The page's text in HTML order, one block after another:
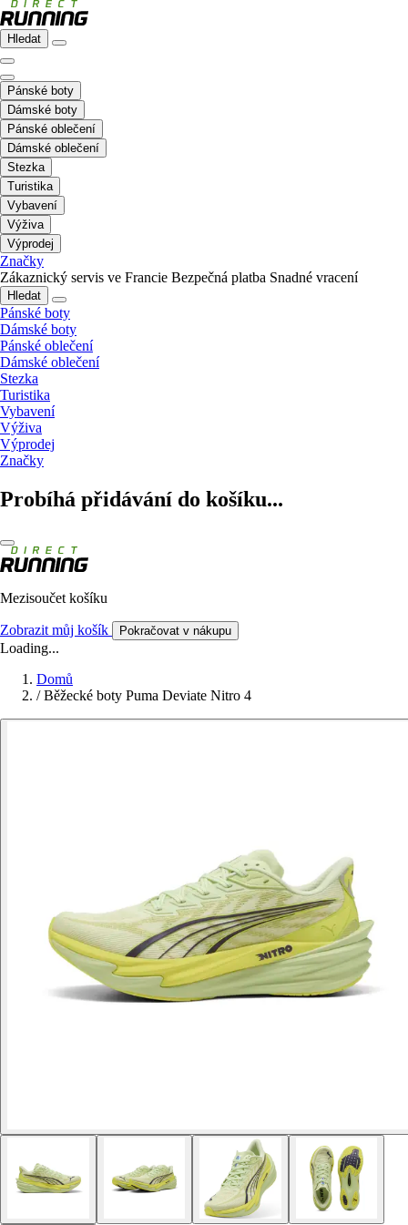
Hledat
Pánské boty
Dámské boty
Pánské oblečení
Dámské oblečení
Stezka
Turistika
Vybavení
Výživa
Výprodej
Značky
Zákaznický servis ve Francie Bezpečná platba Snadné vracení
Hledat
Pánské boty
Dámské boty
Pánské oblečení
Dámské oblečení
Stezka
Turistika
Vybavení
Výživa
Výprodej
Značky
Probíhá přidávání do košíku...
Mezisoučet košíku
Zobrazit můj košík Pokračovat v nákupu
Loading...
Domů
/ Běžecké boty Puma Deviate Nitro 4